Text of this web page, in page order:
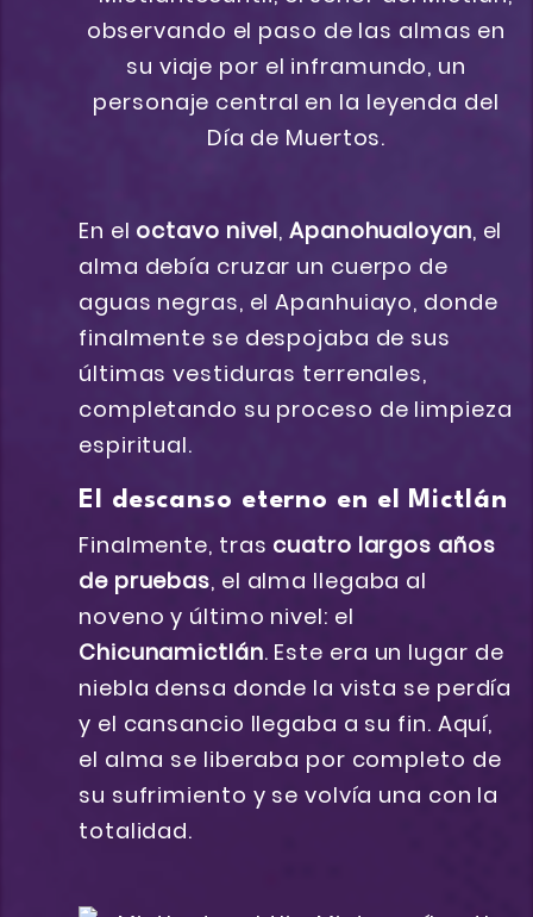
En el octavo nivel,Apanohualoyan, el
alma debía cruzar un cuerpo de
aguas negras, el Apanhuiayo, donde
finalmente se despojaba de sus
últimas vestiduras terrenales,
completando su proceso de limpieza
espiritual.
El descanso eterno en el Mictlán
Finalmente, tras cuatro largos años
de pruebas, el alma llegaba al
noveno y último nivel: el
Chicunamictlán. Este era un lugar de
niebla densa donde la vista se perdía
y el cansancio llegaba a su fin. Aquí,
el alma se liberaba por completo de
su sufrimiento y se volvía una con la
totalidad.